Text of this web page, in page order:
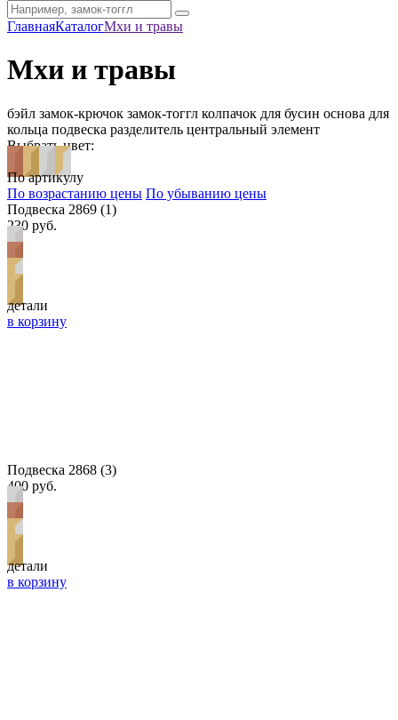
ГлавнаяКаталогМхи и травы
Мхи и травы
бэйл замок-крючок замок-тоггл колпачок для бусин основа для
кольца подвеска разделитель центральный элемент
Выбрать цвет:
По артикулу
По возрастанию цены По убыванию цены
Подвеска 2869 (1)
230 руб.
детали
в корзину
Подвеска 2868 (3)
400 руб.
детали
в корзину